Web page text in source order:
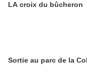
LA croix du bûcheron
Sortie au parc de la